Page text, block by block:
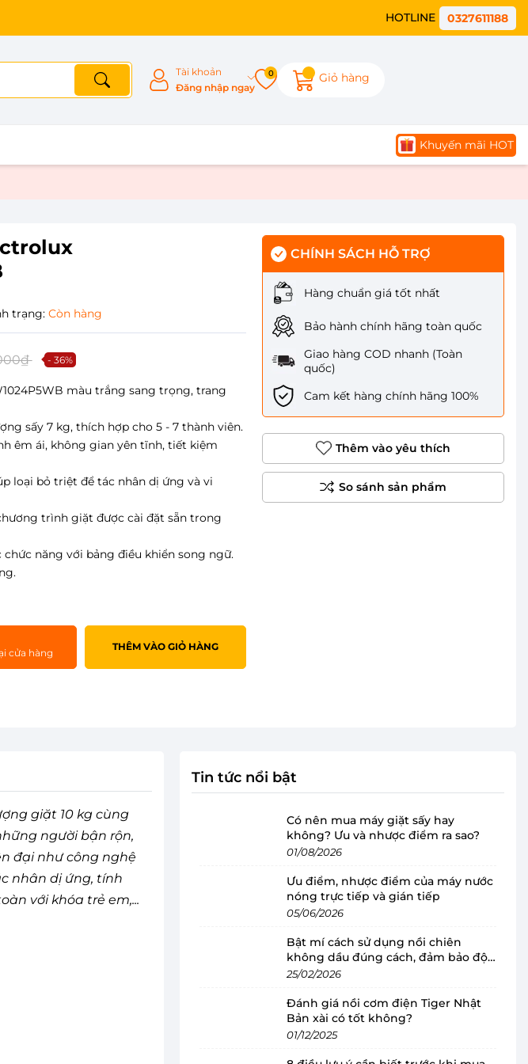
HOTLINE 0327611188
Tài khoản
Đăng nhập ngay
0 Giỏ hàng
Khuyến mãi HOT
trạng: Còn hàng
- 36%
màu trắng sang trọng, trang
sấy 7 kg, thích hợp cho 5 - 7 thành viên.
êm ái, không gian yên tĩnh, tiết kiệm
loại bỏ triệt để tác nhân dị ứng và vi
trình giặt được cài đặt sẵn trong
năng với bảng điều khiển song ngữ.
cửa hàng
THÊM VÀO GIỎ HÀNG
CHÍNH SÁCH HỖ TRỢ
Hàng chuẩn giá tốt nhất
Bảo hành chính hãng toàn quốc
Giao hàng COD nhanh (Toàn
quốc)
Cam kết hàng chính hãng 100%
Thêm vào yêu thích
giặt 10 kg cùng
người bận rộn,
đại như công nghệ
nhân dị ứng, tính
với khóa trẻ em,...
Tin tức nổi bật
Có nên mua máy giặt sấy hay
không? Ưu và nhược điểm ra sao?
01/08/2026
Ưu điểm, nhược điểm của máy nước
nóng trực tiếp và gián tiếp
05/06/2026
Bật mí cách sử dụng nồi chiên
không dầu đúng cách, đảm bảo độ
bền
25/02/2026
Đánh giá nồi cơm điện Tiger Nhật
Bản xài có tốt không?
01/12/2025